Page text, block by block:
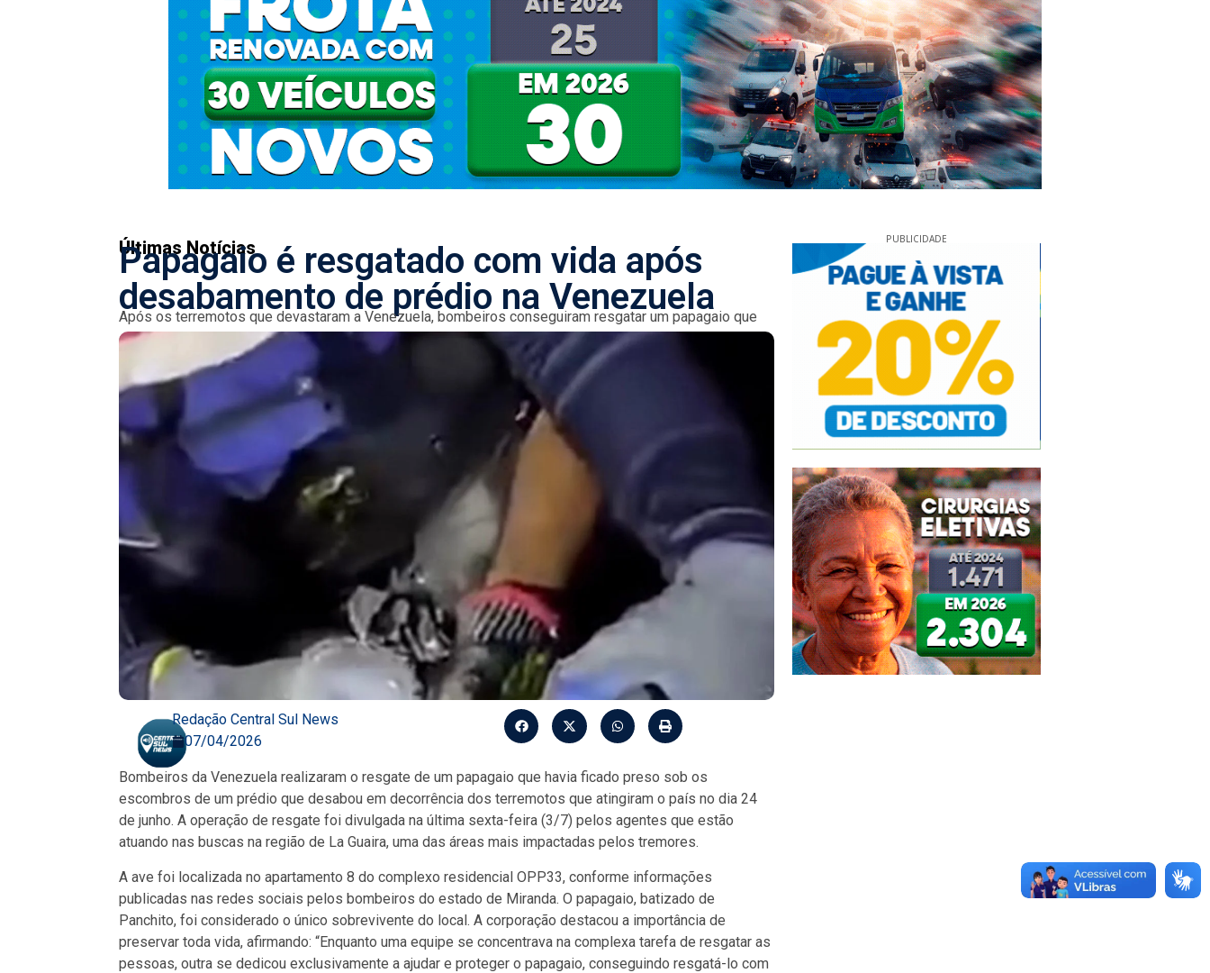
Últimas Notícias
Papagaio é resgatado com vida após
desabamento de prédio na Venezuela
Após os terremotos que devastaram a Venezuela, bombeiros conseguiram resgatar um papagaio que
estava sob os escombros de um edifício em La Guaira. O animal,...
Redação Central Sul News
07/04/2026
Bombeiros da Venezuela realizaram o resgate de um papagaio que havia ficado preso sob os
escombros de um prédio que desabou em decorrência dos terremotos que atingiram o país no dia 24
de junho. A operação de resgate foi divulgada na última sexta-feira (3/7) pelos agentes que estão
atuando nas buscas na região de La Guaira, uma das áreas mais impactadas pelos tremores.
A ave foi localizada no apartamento 8 do complexo residencial OPP33, conforme informações
publicadas nas redes sociais pelos bombeiros do estado de Miranda. O papagaio, batizado de
Panchito, foi considerado o único sobrevivente do local. A corporação destacou a importância de
preservar toda vida, afirmando: “Enquanto uma equipe se concentrava na complexa tarefa de resgatar as
pessoas, outra se dedicou exclusivamente a ajudar e proteger o papagaio, conseguindo resgatá-lo com
PUBLICIDADE